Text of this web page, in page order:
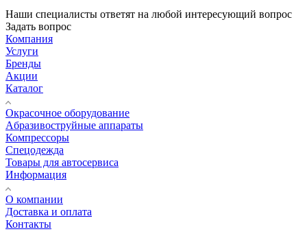
Наши специалисты ответят на любой интересующий вопрос
Задать вопрос
Компания
Услуги
Бренды
Акции
Каталог
Окрасочное оборудование
Aбразивоструйные аппараты
Компрессоры
Спецодежда
Товары для автосервиса
Информация
О компании
Доставка и оплата
Контакты